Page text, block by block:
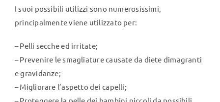
I suoi possibili utilizzi sono numerosissimi,
principalmente viene utilizzato per:
– Pelli secche ed irritate;
– Prevenire le smagliature causate da diete dimagranti
e gravidanze;
– Migliorare l’aspetto dei capelli;
– Proteggere la pelle dei bambini piccoli da possibili